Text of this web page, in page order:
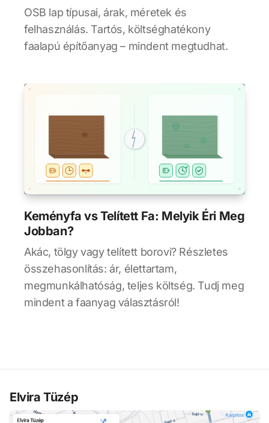
OSB lap típusai, árak, méretek és
felhasználás. Tartós, költséghatékony
faalapú építőanyag – mindent megtudhat.
Keményfa vs Telített Fa: Melyik Éri Meg
Jobban?
Akác, tölgy vagy telített borovi? Részletes
összehasonlítás: ár, élettartam,
megmunkálhatóság, teljes költség. Tudj meg
mindent a faanyag választásról!
Elvira Tüzép